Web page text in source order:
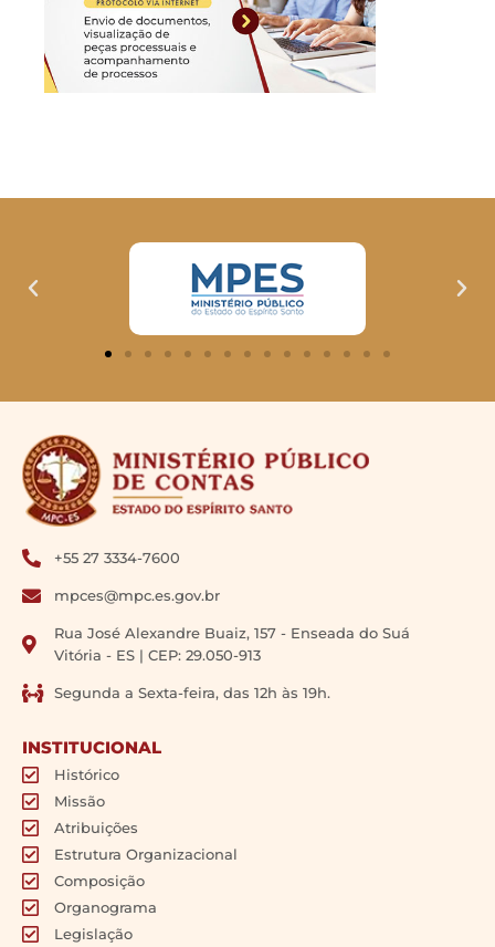
+55 27 3334-7600
mpces@mpc.es.gov.br
Rua José Alexandre Buaiz, 157 - Enseada do Suá
Vitória - ES | CEP: 29.050-913
Segunda a Sexta-feira, das 12h às 19h.
INSTITUCIONAL
Histórico
Missão
Atribuições
Estrutura Organizacional
Composição
Organograma
Legislação